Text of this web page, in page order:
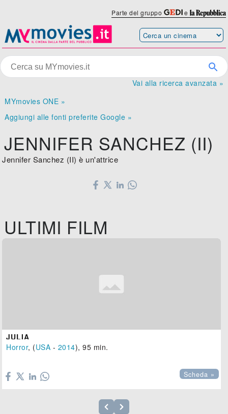
Parte del gruppo e
Vai alla ricerca avanzata »
MYmovies ONE »
Aggiungi alle fonti preferite Google »
JENNIFER SANCHEZ (II)
Jennifer Sanchez (II) è un'attrice
ULTIMI FILM
JULIA
Horror, (USA - 2014), 95 min.
Scheda »